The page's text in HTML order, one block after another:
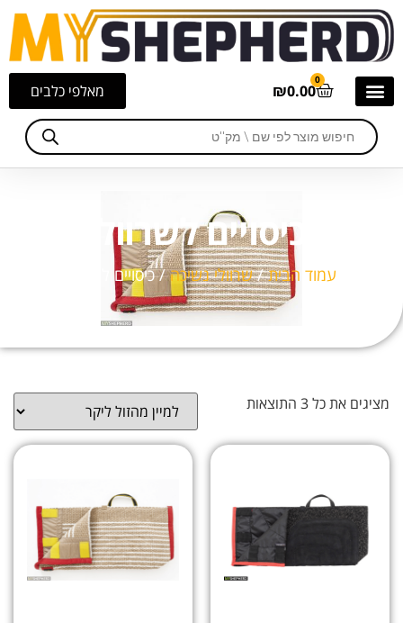
מאלפי כלבים ₪0.00
0
כיסויים לשרוול
עמוד הבית/שרוולי נשיכה/ כיסויים לשרוול
מציגים את כל ⁦3⁩ התוצאות